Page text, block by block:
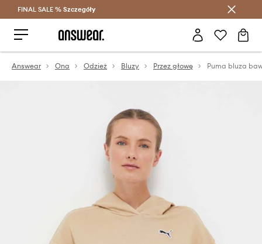
Oszczędzaj z Answear Club >
FINAL SALE % Szczegóły
Answear Ona Odzież Bluzy Przez głowę